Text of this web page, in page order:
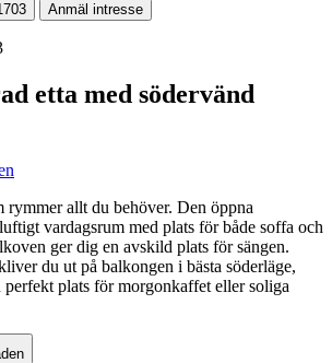
Anmäl intresse
etta med södervänd
rymmer allt du behöver. Den öppna
vardagsrum med plats för både soffa och
ger dig en avskild plats för sängen.
du ut på balkongen i bästa söderläge,
perfekt plats för morgonkaffet eller soliga